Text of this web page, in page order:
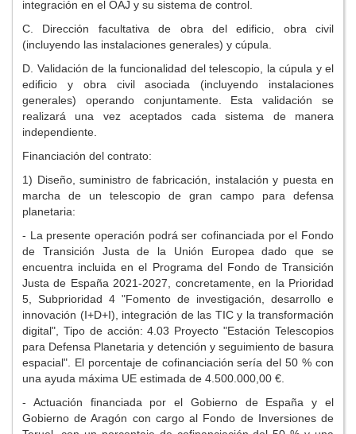
integración en el OAJ y su sistema de control.
C. Dirección facultativa de obra del edificio, obra civil
(incluyendo las instalaciones generales) y cúpula.
D. Validación de la funcionalidad del telescopio, la cúpula y el
edificio y obra civil asociada (incluyendo instalaciones
generales) operando conjuntamente. Esta validación se
realizará una vez aceptados cada sistema de manera
independiente.
Financiación del contrato:
1) Diseño, suministro de fabricación, instalación y puesta en
marcha de un telescopio de gran campo para defensa
planetaria:
- La presente operación podrá ser cofinanciada por el Fondo
de Transición Justa de la Unión Europea dado que se
encuentra incluida en el Programa del Fondo de Transición
Justa de España 2021-2027, concretamente, en la Prioridad
5, Subprioridad 4 "Fomento de investigación, desarrollo e
innovación (I+D+I), integración de las TIC y la transformación
digital", Tipo de acción: 4.03 Proyecto "Estación Telescopios
para Defensa Planetaria y detención y seguimiento de basura
espacial". El porcentaje de cofinanciación sería del 50 % con
una ayuda máxima UE estimada de 4.500.000,00 €.
- Actuación financiada por el Gobierno de España y el
Gobierno de Aragón con cargo al Fondo de Inversiones de